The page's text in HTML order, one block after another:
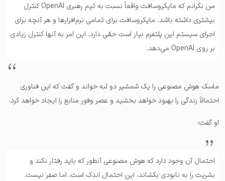
من نگرانم که مایکروسافت واقعاً نسبت به تیم رهبری OpenAI کنترل
بیشتری داشته باشد. مایکروسافت برای تمامی نرم‌افزارها و هر آنچه برای
اجرای سیستم این پلتفرم نیاز است حقی دارد. این امر به آنها کنترل زیادی
بر روی OpenAI می‌دهد.
ماسک هوش مصنوعی را یک شمشیر دو لبه خواند و گفت که این فناوری
احتمالاً زندگی را بهبود خواهد بخشید و عصر وفور منابع را ایجاد خواهد کرد.
او گفت:
احتمال آن وجود دارد که هوش مصنوعی آنطور که باید رفتار نکند و
بشریت را به نابودی بکشاند، این احتمال اندک است، اما صفر نیست.